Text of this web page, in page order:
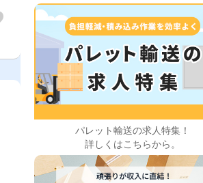
パレット輸送の求人特集！
詳しくはこちらから。